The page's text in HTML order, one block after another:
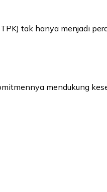
tak hanya menjadi
mendukung